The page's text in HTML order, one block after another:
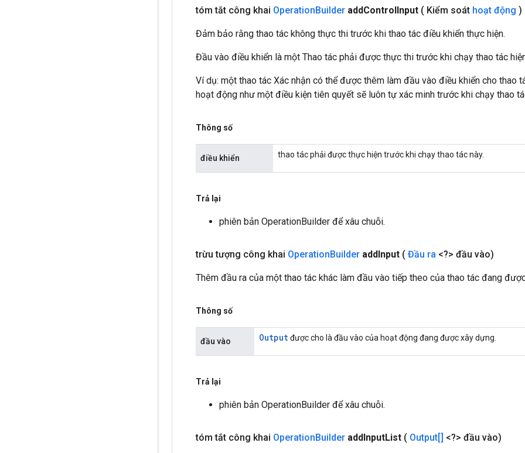
tóm tắt công khai OperationBuilder addControlInput ( Kiểm soát hoạt động )
Đảm bảo rằng thao tác không thực thi trước khi thao tác điều khiển thực hiện.
Đầu vào điều khiển là một Thao tác phải được thực thi trước khi chạy thao tác
Ví dụ: một thao tác Xác nhận có thể được thêm làm đầu vào điều khiển cho thao
hoạt động như một điều kiện tiên quyết sẽ luôn tự xác minh trước khi chạy thao
Thông số
điều khiển thao tác phải được thực hiện trước khi chạy thao tác này.
Trả lại
phiên bản OperationBuilder để xâu chuỗi.
trừu tượng công khai OperationBuilder addInput ( Đầu ra <?> đầu vào)
Thêm đầu ra của một thao tác khác làm đầu vào tiếp theo của thao tác đang
Thông số
đầu vào Outputđược cho là đầu vào của hoạt động đang được xây dựng.
Trả lại
phiên bản OperationBuilder để xâu chuỗi.
tóm tắt công khai OperationBuilder addInputList ( Output[] <?> đầu vào)